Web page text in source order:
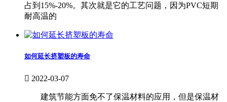
占到15%-20%。其次就是它的工艺问题，因为PVC短期
耐高温的
如何延长挤塑板的寿命
 2022-03-07
建筑节能方面免不了保温材料的应用，但是保温材